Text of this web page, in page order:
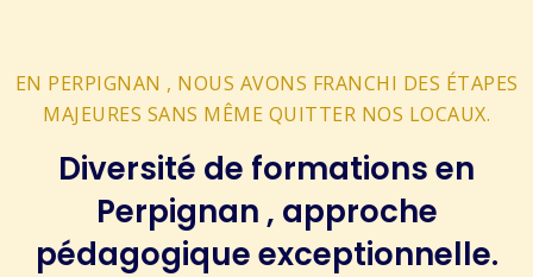
EN PERPIGNAN , NOUS AVONS FRANCHI DES ÉTAPES
MAJEURES SANS MÊME QUITTER NOS LOCAUX.
Diversité de formations en
Perpignan , approche
pédagogique exceptionnelle.